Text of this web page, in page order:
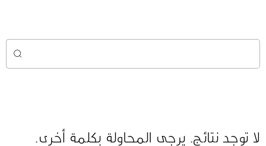
لا توجد نتائج. يرجى المحاولة بكلمة أخرى.